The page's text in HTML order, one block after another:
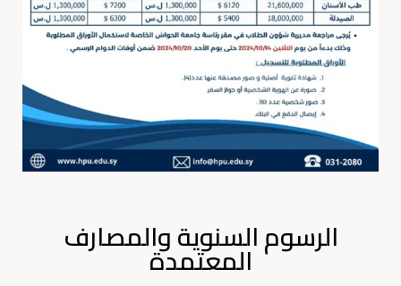
الرسوم السنوية والمصارف
المعتمدة